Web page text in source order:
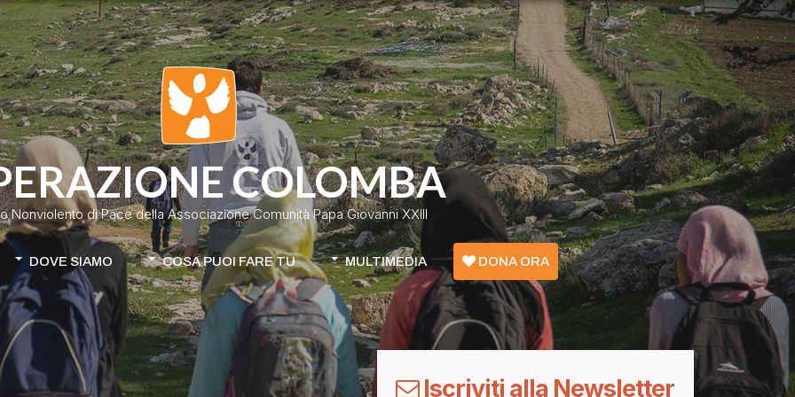
COLOMBA
Nonviolento di Pace della Associazione Comunità Papa Giovanni XXIII
DOVE SIAMO
Colombia
Cile-Mapuche
Emergenza Confini - Grecia
COSA PUOI FARE TU
Donazione classica
Donazione continuativa
Apri la tua raccolta fondi
MULTIMEDIA DONA ORA
Iscriviti alla Newsletter